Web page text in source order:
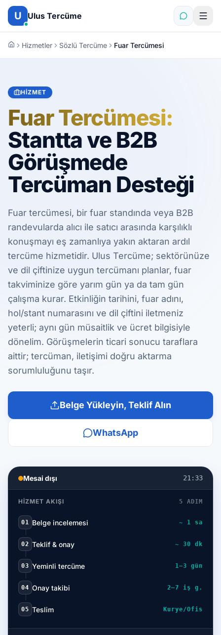
İçeriğe atla
U Ulus Tercüme
Hizmetler Sözlü Tercüme Fuar Tercümesi
HIZMET
Fuar Tercümesi:
Stantta ve B2B
Görüşmede
Tercüman Desteği
Fuar tercümesi, bir fuar standında veya B2B
randevularda alıcı ile satıcı arasında karşılıklı
konuşmayı eş zamanlıya yakın aktaran ardıl
tercüme hizmetidir. Ulus Tercüme; sektörünüze
ve dil çiftinize uygun tercümanı planlar, fuar
takviminize göre yarım gün ya da tam gün
çalışma kurar. Etkinliğin tarihini, fuar adını,
hol/stant numarasını ve dil çiftini iletmeniz
yeterli; aynı gün müsaitlik ve ücret bilgisiyle
dönelim. Görüşmelerin ticari sonucu taraflara
aittir; tercüman, iletişimi doğru aktarma
sorumluluğunu taşır.
Belge Yükleyin, Teklif Alın
WhatsApp
Mesai dışı 21:33
HIZMET AKIŞI 5 ADIM
01 Belge incelemesi ~ 1 sa
02 Teklif & onay ~ 30 dk
03 Yeminli tercüme 1–3 gün
04 Onay takibi 2–7 iş g.
05 Teslim Kurye/Ofis